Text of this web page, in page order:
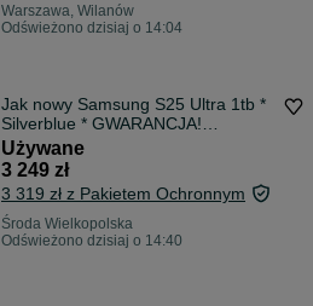
Warszawa, Wilanów
Odświeżono dzisiaj o 14:04
Jak nowy Samsung S25 Ultra 1tb *
Silverblue * GWARANCJA!
NAJTANIEJ!
Używane
3 249 zł
3 319 zł z Pakietem Ochronnym
Środa Wielkopolska
Odświeżono dzisiaj o 14:40